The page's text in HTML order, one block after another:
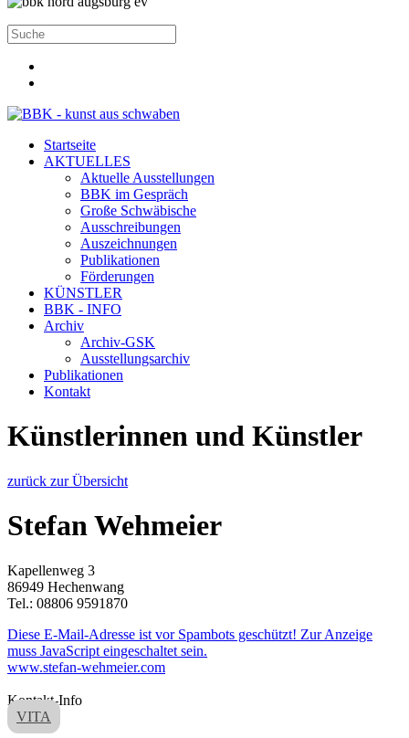
Startseite
AKTUELLES
Aktuelle Ausstellungen
BBK im Gespräch
Große Schwäbische
Ausschreibungen
Auszeichnungen
Publikationen
Förderungen
KÜNSTLER
BBK - INFO
Archiv
Archiv-GSK
Ausstellungsarchiv
Publikationen
Kontakt
Künstlerinnen und Künstler
zurück zur Übersicht
Stefan Wehmeier
Kapellenweg 3
86949 Hechenwang
Tel.: 08806 9591870
Diese E-Mail-Adresse ist vor Spambots geschützt! Zur Anzeige
muss JavaScript eingeschaltet sein.
www.stefan-wehmeier.com
Kontakt-Info
VITA